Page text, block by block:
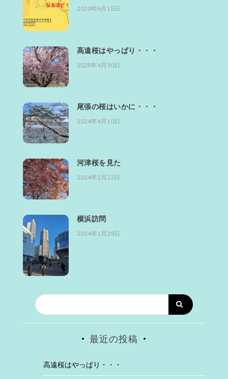
2020年5月15日
高遠桜はやっぱり・・・
2025年4月30日
尾張の桜はいかに・・・
2024年4月10日
河津桜を見た
2024年2月22日
横浜訪問
2024年1月29日
最近の投稿
高遠桜はやっぱり・・・